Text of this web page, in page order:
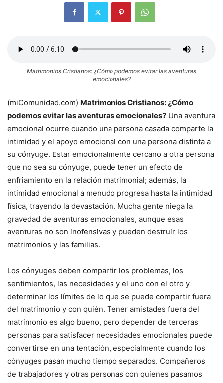
Matrimonios Cristianos: ¿Cómo podemos evitar las aventuras
emocionales?
(miComunidad.com) Matrimonios Cristianos: ¿Cómo
podemos evitar las aventuras emocionales? Una aventura
emocional ocurre cuando una persona casada comparte la
intimidad y el apoyo emocional con una persona distinta a
su cónyuge. Estar emocionalmente cercano a otra persona
que no sea su cónyuge, puede tener un efecto de
enfriamiento en la relación matrimonial; además, la
intimidad emocional a menudo progresa hasta la intimidad
física, trayendo la devastación. Mucha gente niega la
gravedad de aventuras emocionales, aunque esas
aventuras no son inofensivas y pueden destruir los
matrimonios y las familias.
Los cónyuges deben compartir los problemas, los
sentimientos, las necesidades y el uno con el otro y
determinar los límites de lo que se puede compartir fuera
del matrimonio y con quién. Tener amistades fuera del
matrimonio es algo bueno, pero depender de terceras
personas para satisfacer necesidades emocionales puede
convertirse en una tentación, especialmente cuando los
cónyuges pasan mucho tiempo separados. Compañeros
de trabajadores y otras personas con quienes pasamos